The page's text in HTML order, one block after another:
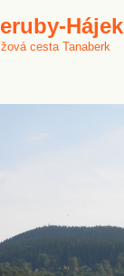
Hájek
cesta Tanaberk